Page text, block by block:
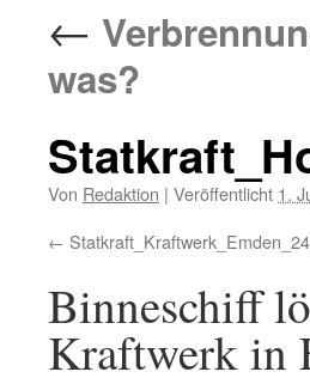
←
was?
Von Redaktion | Veröffentlicht 1.
Binneschiff
Kraftwerk in